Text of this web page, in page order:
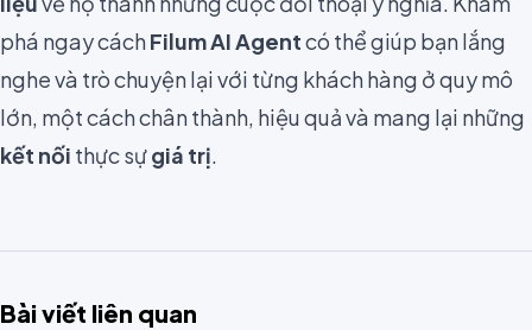
phá ngay cáchFilum AI Agentcó thể giúp bạn lắng
nghe và trò chuyện lại với từng khách hàng ở quy mô
lớn, một cách chân thành, hiệu quả và mang lại những
kết nối thực sựgiá trị.
Bài viết liên quan